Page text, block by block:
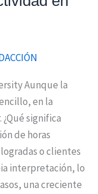
Aunque la
en la
significa
de horas
o clientes
interpretación, lo
una creciente